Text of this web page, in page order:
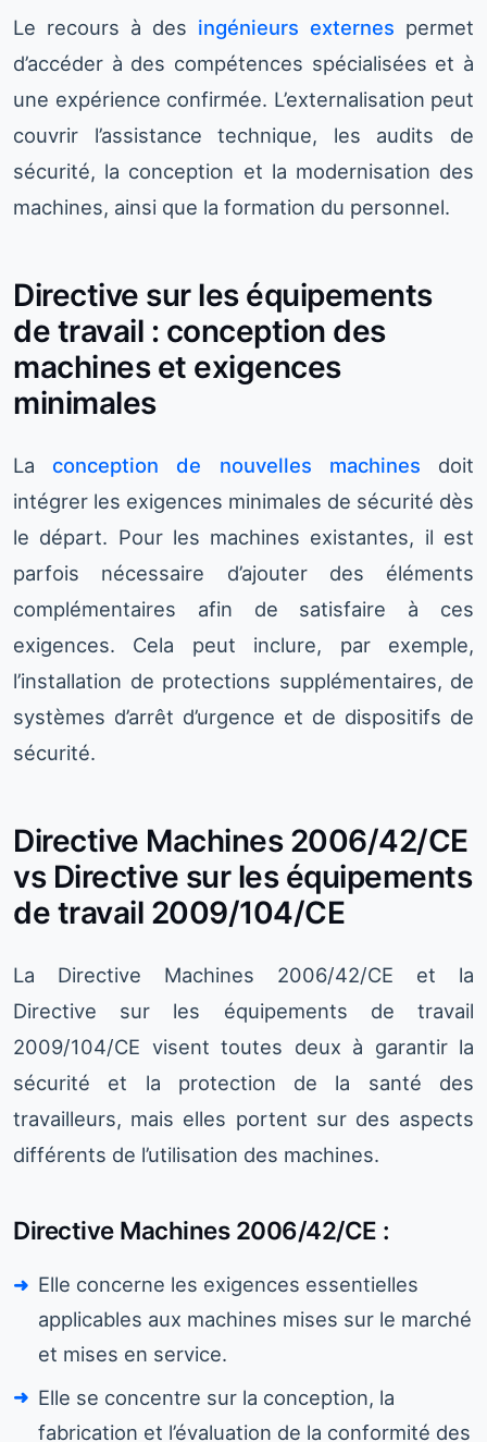
Le recours à des ingénieurs externes permet
d’accéder à des compétences spécialisées et à
une expérience confirmée. L’externalisation peut
couvrir l’assistance technique, les audits de
sécurité, la conception et la modernisation des
machines, ainsi que la formation du personnel.
Directive sur les équipements
de travail : conception des
machines et exigences
minimales
La conception de nouvelles machines doit
intégrer les exigences minimales de sécurité dès
le départ. Pour les machines existantes, il est
parfois nécessaire d’ajouter des éléments
complémentaires afin de satisfaire à ces
exigences. Cela peut inclure, par exemple,
l’installation de protections supplémentaires, de
systèmes d’arrêt d’urgence et de dispositifs de
sécurité.
Directive Machines 2006/42/CE
vs Directive sur les équipements
de travail 2009/104/CE
La Directive Machines 2006/42/CE et la
Directive sur les équipements de travail
2009/104/CE visent toutes deux à garantir la
sécurité et la protection de la santé des
travailleurs, mais elles portent sur des aspects
différents de l’utilisation des machines.
Directive Machines 2006/42/CE :
Elle concerne les exigences essentielles
applicables aux machines mises sur le marché
et mises en service.
Elle se concentre sur la conception, la
fabrication et l’évaluation de la conformité des